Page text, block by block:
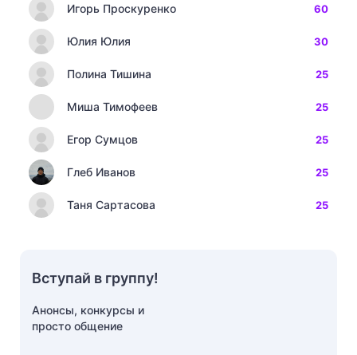
Игорь Проскуренко 60
Юлия Юлия 30
Полина Тишина 25
Миша Тимофеев 25
Егор Сумцов 25
Глеб Иванов 25
Таня Сартасова 25
Вступай в группу!
Анонсы, конкурсы и
просто общение